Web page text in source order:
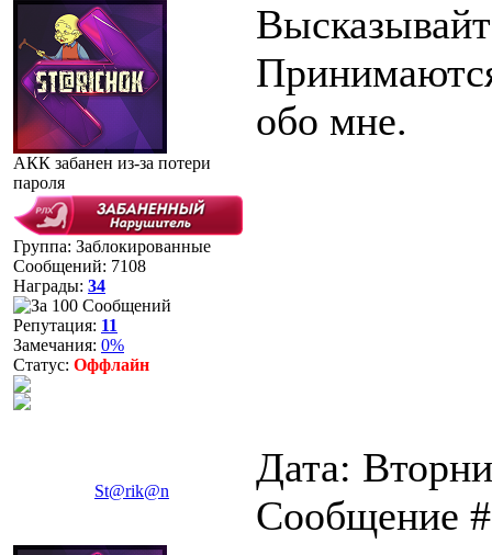
АКК забанен из-за потери
пароля
Группа: Заблокированные
Сообщений: 7108
Награды: 34
Репутация: 11
Замечания: 0%
Статус: Оффлайн
обо мне.
St@rik@n
Дата:
Сообщение